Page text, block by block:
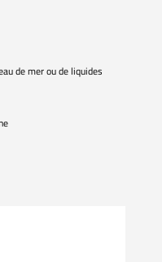
de mer ou de liquides